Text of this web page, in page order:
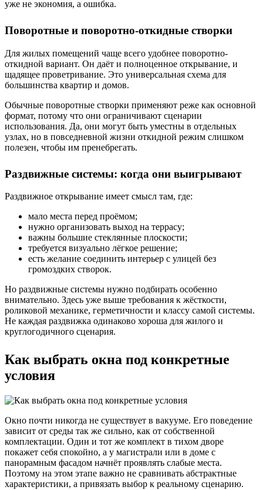
уже не экономия, а ошибка.
Поворотные и поворотно-откидные створки
Для жилых помещений чаще всего удобнее поворотно-
откидной вариант. Он даёт и полноценное открывание, и
щадящее проветривание. Это универсальная схема для
большинства квартир и домов.
Обычные поворотные створки применяют реже как основной
формат, потому что они ограничивают сценарии
использования. Да, они могут быть уместны в отдельных
узлах, но в повседневной жизни откидной режим слишком
полезен, чтобы им пренебрегать.
Раздвижные системы: когда они выигрывают
Раздвижное открывание имеет смысл там, где:
мало места перед проёмом;
нужно организовать выход на террасу;
важны большие стеклянные плоскости;
требуется визуально лёгкое решение;
есть желание соединить интерьер с улицей без
громоздких створок.
Но раздвижные системы нужно подбирать особенно
внимательно. Здесь уже выше требования к жёсткости,
роликовой механике, герметичности и классу самой системы.
Не каждая раздвижка одинаково хороша для жилого и
круглогодичного сценария.
Как выбрать окна под конкретные
условия
Окно почти никогда не существует в вакууме. Его поведение
зависит от среды так же сильно, как от собственной
комплектации. Один и тот же комплект в тихом дворе
покажет себя спокойно, а у магистрали или в доме с
панорамным фасадом начнёт проявлять слабые места.
Поэтому на этом этапе важно не сравнивать абстрактные
характеристики, а привязать выбор к реальному сценарию.